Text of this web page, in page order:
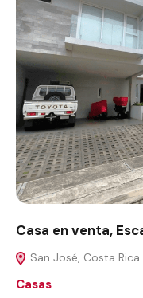
Casa en venta,
San José, Costa Rica
Casas